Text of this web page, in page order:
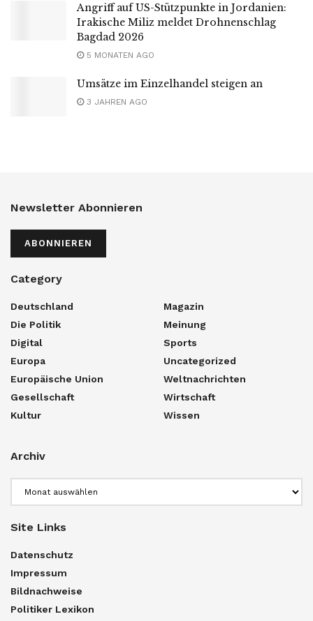
Angriff auf US-Stützpunkte in Jordanien:
Irakische Miliz meldet Drohnenschlag
Bagdad 2026
5 MONATEN AGO
Umsätze im Einzelhandel steigen an
3 JAHREN AGO
Newsletter Abonnieren
ABONNIEREN
Category
Deutschland
Die Politik
Digital
Europa
Europäische Union
Gesellschaft
Kultur
Magazin
Meinung
Sports
Uncategorized
Weltnachrichten
Wirtschaft
Wissen
Archiv
Site Links
Datenschutz
Impressum
Bildnachweise
Politiker Lexikon